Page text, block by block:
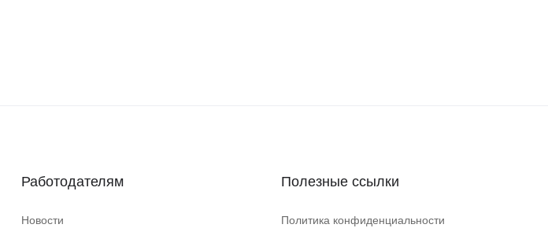
Работодателям
Новости
Полезные ссылки
Политика конфиденциальности